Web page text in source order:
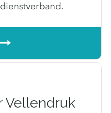
Vellendruk